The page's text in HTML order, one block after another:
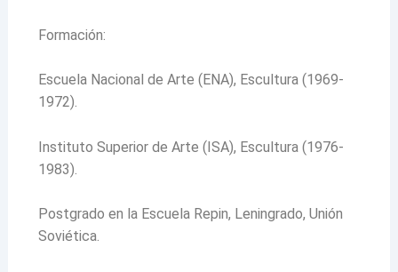
Formación:
Escuela Nacional de Arte (ENA), Escultura (1969-
1972).
Instituto Superior de Arte (ISA), Escultura (1976-
1983).
Postgrado en la Escuela Repin, Leningrado, Unión
Soviética.